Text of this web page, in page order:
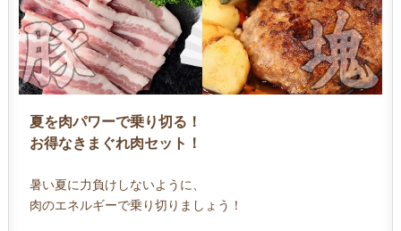
夏を肉パワーで乗り切る！
お得なきまぐれ肉セット！
暑い夏に力負けしないように、
肉のエネルギーで乗り切りましょう！